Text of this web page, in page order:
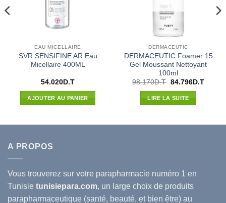
EAU MICELLAIRE
SVR SENSIFINE AR Eau
Micellaire 400ML
54.020 D.T
AJOUTER AU PANIER
DERMACEUTIC
DERMACEUTIC Foamer 15
Gel Moussant Nettoyant
100ml
98.170D.T Le
initial
était :
84.796D.TLe
LIRE LA SUITE
A PROPOS
Vous trouverez sur votre parapharmacie numéro 1 en
Tunisie tunisiepara.com, un large choix de produits
parapharmaceutique (santé, beauté, et bien être) au